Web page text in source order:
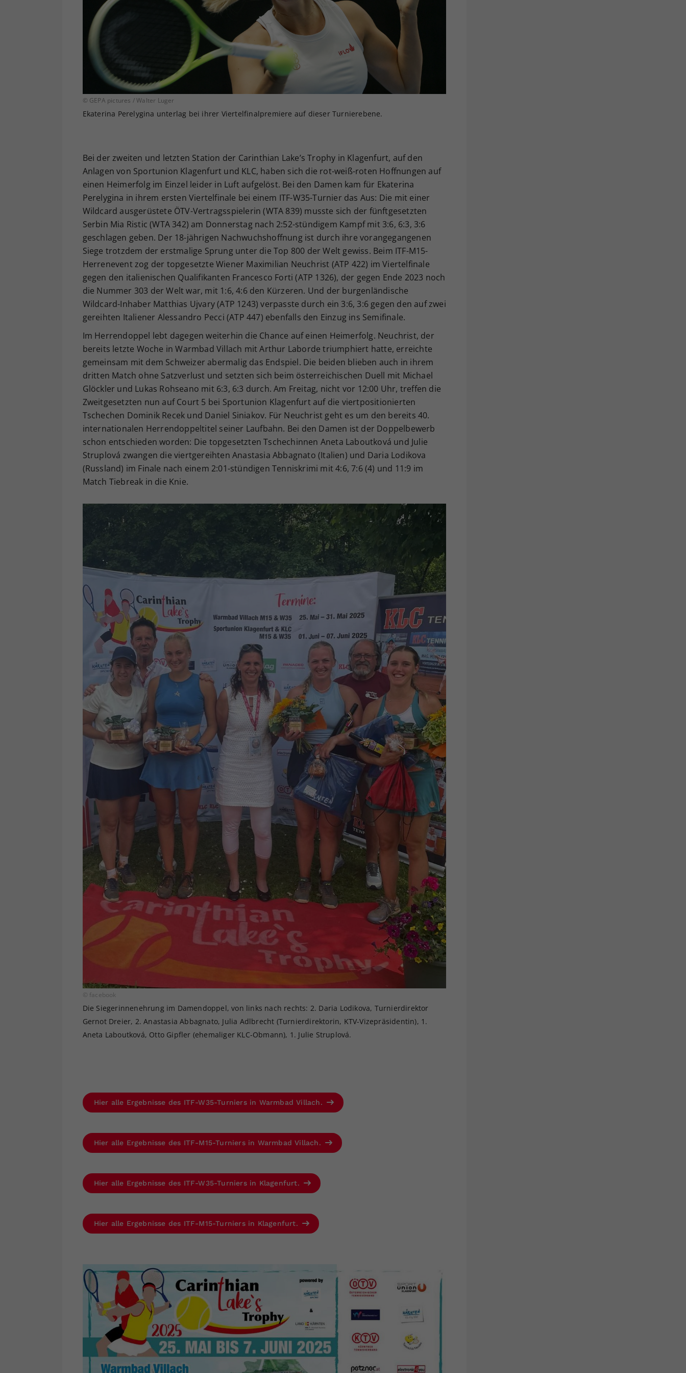
© GEPA pictures / Walter Luger
Ekaterina Perelygina unterlag bei ihrer Viertelfinalpremiere auf dieser Turnierebene.
Bei der zweiten und letzten Station der Carinthian Lake’s Trophy in Klagenfurt, auf den
Anlagen von Sportunion Klagenfurt und KLC, haben sich die rot-weiß-roten Hoffnungen auf
einen Heimerfolg im Einzel leider in Luft aufgelöst. Bei den Damen kam für Ekaterina
Perelygina in ihrem ersten Viertelfinale bei einem ITF-W35-Turnier das Aus: Die mit einer
Wildcard ausgerüstete ÖTV-Vertragsspielerin (WTA 839) musste sich der fünftgesetzten
Serbin Mia Ristic (WTA 342) am Donnerstag nach 2:52-stündigem Kampf mit 3:6, 6:3, 3:6
geschlagen geben. Der 18-jährigen Nachwuchshoffnung ist durch ihre vorangegangenen
Siege trotzdem der erstmalige Sprung unter die Top 800 der Welt gewiss. Beim ITF-M15-
Herrenevent zog der topgesetzte Wiener Maximilian Neuchrist (ATP 422) im Viertelfinale
gegen den italienischen Qualifikanten Francesco Forti (ATP 1326), der gegen Ende 2023 noch
die Nummer 303 der Welt war, mit 1:6, 4:6 den Kürzeren. Und der burgenländische
Wildcard-Inhaber Matthias Ujvary (ATP 1243) verpasste durch ein 3:6, 3:6 gegen den auf zwei
gereihten Italiener Alessandro Pecci (ATP 447) ebenfalls den Einzug ins Semifinale.
Im Herrendoppel lebt dagegen weiterhin die Chance auf einen Heimerfolg. Neuchrist, der
bereits letzte Woche in Warmbad Villach mit Arthur Laborde triumphiert hatte, erreichte
gemeinsam mit dem Schweizer abermalig das Endspiel. Die beiden blieben auch in ihrem
dritten Match ohne Satzverlust und setzten sich beim österreichischen Duell mit Michael
Glöckler und Lukas Rohseano mit 6:3, 6:3 durch. Am Freitag, nicht vor 12:00 Uhr, treffen die
Zweitgesetzten nun auf Court 5 bei Sportunion Klagenfurt auf die viertpositionierten
Tschechen Dominik Recek und Daniel Siniakov. Für Neuchrist geht es um den bereits 40.
internationalen Herrendoppeltitel seiner Laufbahn. Bei den Damen ist der Doppelbewerb
schon entschieden worden: Die topgesetzten Tschechinnen Aneta Laboutková und Julie
Struplová zwangen die viertgereihten Anastasia Abbagnato (Italien) und Daria Lodikova
(Russland) im Finale nach einem 2:01-stündigen Tenniskrimi mit 4:6, 7:6 (4) und 11:9 im
Match Tiebreak in die Knie.
© facebook
Die Siegerinnenehrung im Damendoppel, von links nach rechts: 2. Daria Lodikova, Turnierdirektor
Gernot Dreier, 2. Anastasia Abbagnato, Julia Adlbrecht (Turnierdirektorin, KTV-Vizepräsidentin), 1.
Aneta Laboutková, Otto Gipfler (ehemaliger KLC-Obmann), 1. Julie Struplová.
Hier alle Ergebnisse des ITF-W35-Turniers in Warmbad Villach.
Hier alle Ergebnisse des ITF-M15-Turniers in Warmbad Villach.
Hier alle Ergebnisse des ITF-W35-Turniers in Klagenfurt.
Hier alle Ergebnisse des ITF-M15-Turniers in Klagenfurt.
Ihrer vorgenommen Einstellungen, falls der
Webseiten-Betreiber dies eingestellt hat.